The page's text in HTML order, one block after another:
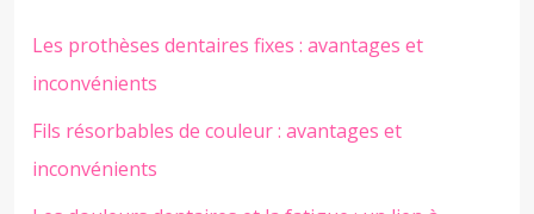
Les prothèses dentaires fixes : avantages et
inconvénients
Fils résorbables de couleur : avantages et
inconvénients